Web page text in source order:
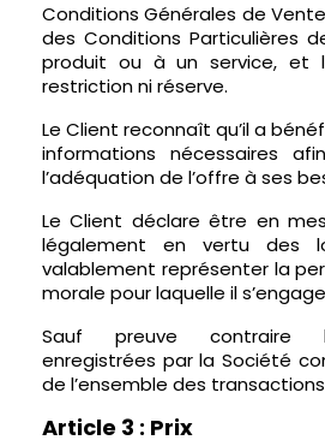
Conditions Générales de
des Conditions Particulières
produit ou à un service, et
restriction ni réserve.
Le Client reconnaît qu’il a
informations nécessaires
l’adéquation de l’offre à ses
Le Client déclare être en
légalement en vertu des
valablement représenter la
morale pour laquelle il
Sauf preuve contraire
enregistrées par la Société
de l’ensemble des
Article 3 : Prix